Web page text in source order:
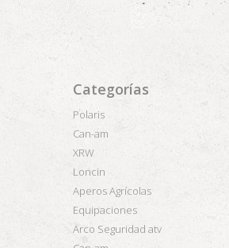
Categorías
Polaris
Can-am
XRW
Loncin
Aperos Agrícolas
Equipaciones
Arco Seguridad atv